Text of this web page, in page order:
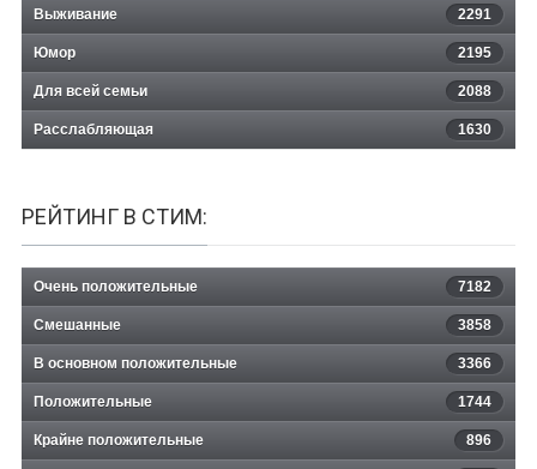
Выживание 2291
Юмор 2195
Для всей семьи 2088
Расслабляющая 1630
РЕЙТИНГ В СТИМ:
Очень положительные 7182
Смешанные 3858
В основном положительные 3366
Положительные 1744
Крайне положительные 896